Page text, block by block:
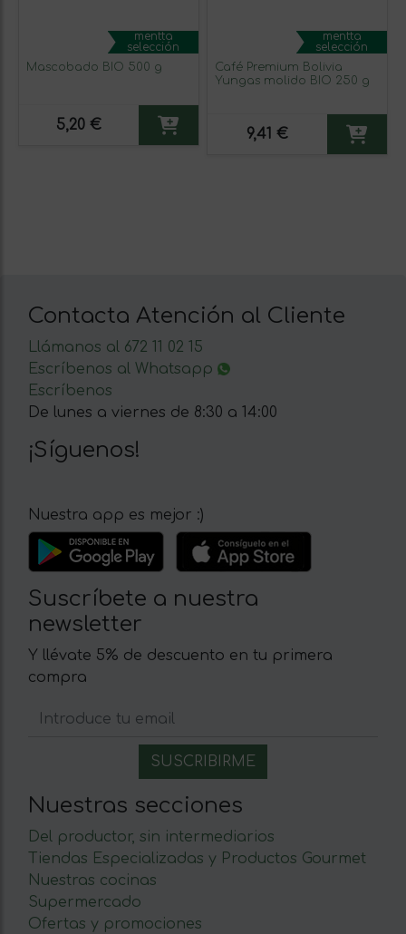
mentta
selección
Mascobado BIO 500 g
5,20 €
mentta
selección
Café Premium Bolivia
Yungas molido BIO 250 g
9,41 €
Contacta Atención al Cliente
Llámanos al 672 11 02 15
Escríbenos al Whatsapp
Escríbenos
De lunes a viernes de 8:30 a 14:00
¡Síguenos!
Nuestra app es mejor :)
Suscríbete a nuestra
newsletter
Y llévate 5% de descuento en tu primera
compra
Nuestras secciones
Del productor, sin intermediarios
Tiendas Especializadas y Productos Gourmet
Nuestras cocinas
Supermercado
Ofertas y promociones